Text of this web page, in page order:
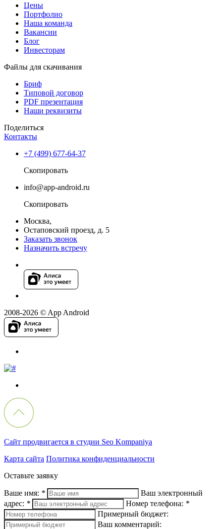
Цены
Портфолио
Наша команда
Вакансии
Блог
Инвесторам
Файлы для скачивания
Бриф
Типовой договор
PDF презентация
Наши реквизиты
Поделиться
Контакты
+7 (499) 677-64-37
Скопировать
info@app-android.ru
Скопировать
Москва,
Остаповский проезд, д. 5
Заказать звонок
Назначить встречу
2008-2026 © App Android
Сайт продвигается в студии Seo Kompaniya
Карта сайта Политика конфиденциальности
Оставьте заявку
Ваше имя: *
Ваш электронный
адрес: * Номер телефона: *
Примерный бюджет:
Ваш комментарий: